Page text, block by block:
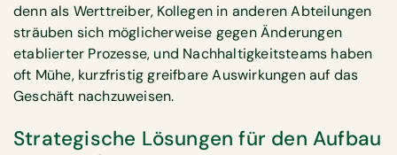
denn als Werttreiber, Kollegen in anderen Abteilungen
sträuben sich möglicherweise gegen Änderungen
etablierter Prozesse, und Nachhaltigkeitsteams haben
oft Mühe, kurzfristig greifbare Auswirkungen auf das
Geschäft nachzuweisen.
Strategische Lösungen für den Aufbau